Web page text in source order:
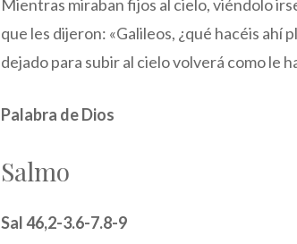
Mientras miraban fijos al cielo, viéndolo
que les dijeron: «Galileos, ¿qué hacéis ahí
dejado para subir al cielo volverá como le
Palabra de Dios
Salmo
Sal 46,2-3.6-7.8-9